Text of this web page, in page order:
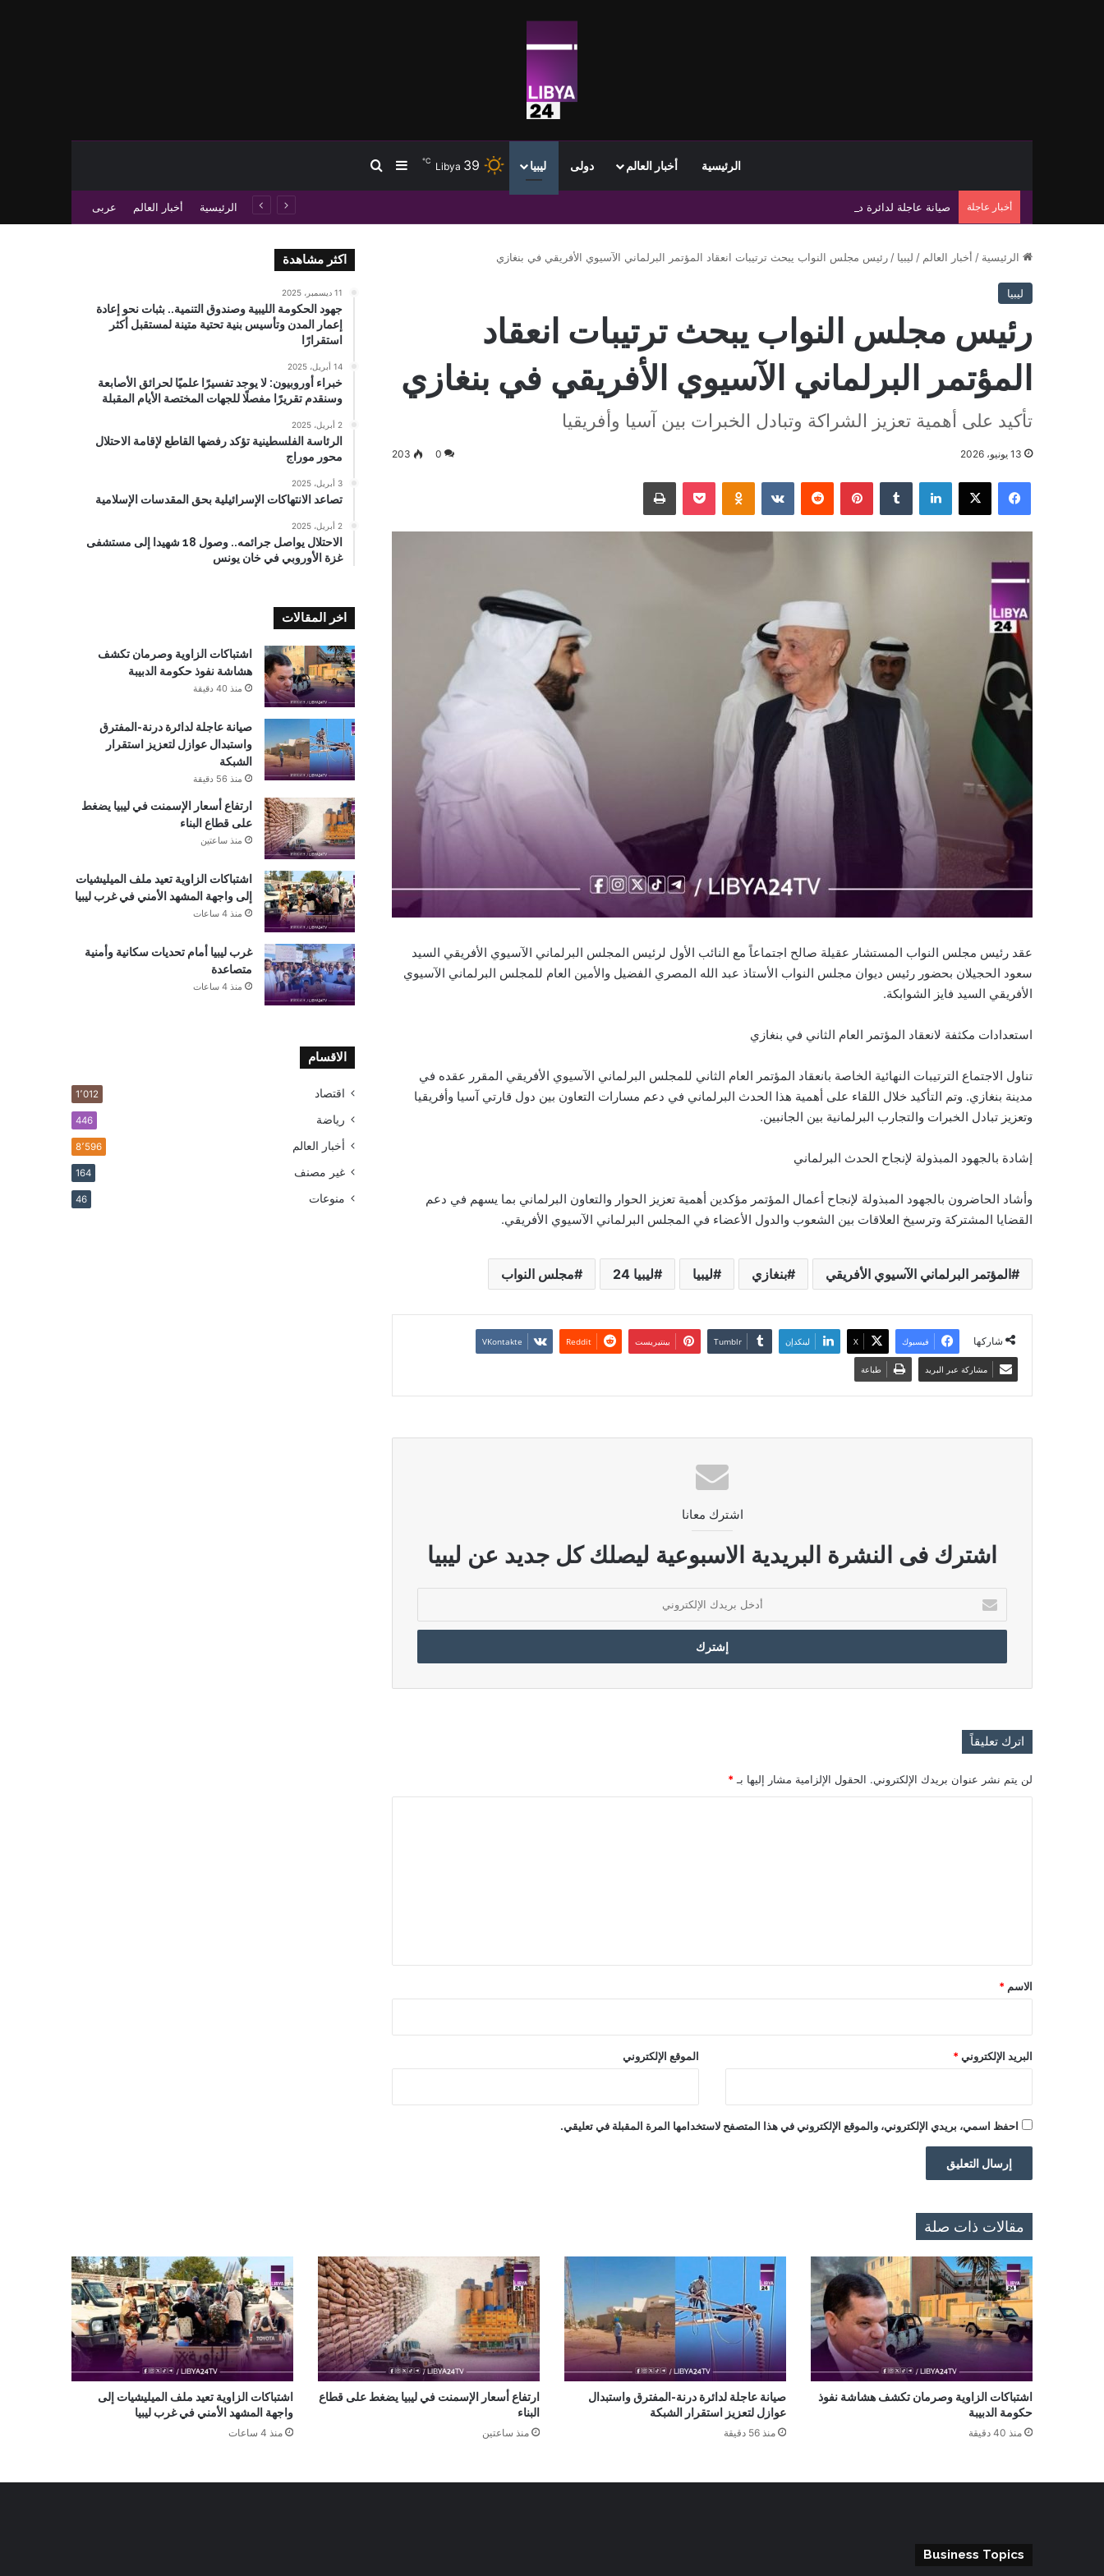
الرئيسية أخبار العالم دولى ليبيا Libya 39
℃ إضافة عمود جانبي
بحث عن
أخبار عاجلة صيانة عاجلة لدائرة درنة-المفترق واستبدال عوازل لتعزيز استقرار الشبكة الرئيسية أخبار العالم عربى
الرئيسية / أخبار العالم / ليبيا / رئيس مجلس النواب يبحث ترتيبات انعقاد المؤتمر البرلماني الآسيوي الأفريقي في بنغازي
ليبيا
رئيس مجلس النواب يبحث ترتيبات انعقاد
المؤتمر البرلماني الآسيوي الأفريقي في بنغازي
تأكيد على أهمية تعزيز الشراكة وتبادل الخبرات بين آسيا وأفريقيا
13 يونيو، 2026 0
203
فيسبوك ‫X لينكدإن بينتيريست Odnoklassniki
‫Pocket طباعة
عقد رئيس مجلس النواب المستشار عقيلة صالح اجتماعاً مع النائب الأول لرئيس المجلس البرلماني الآسيوي الأفريقي السيد
سعود الحجيلان بحضور رئيس ديوان مجلس النواب الأستاذ عبد الله المصري الفضيل والأمين العام للمجلس البرلماني الآسيوي
الأفريقي السيد فايز الشوابكة.
استعدادات مكثفة لانعقاد المؤتمر العام الثاني في بنغازي
تناول الاجتماع الترتيبات النهائية الخاصة بانعقاد المؤتمر العام الثاني للمجلس البرلماني الآسيوي الأفريقي المقرر عقده في
مدينة بنغازي. وتم التأكيد خلال اللقاء على أهمية هذا الحدث البرلماني في دعم مسارات التعاون بين دول قارتي آسيا وأفريقيا
وتعزيز تبادل الخبرات والتجارب البرلمانية بين الجانبين.
إشادة بالجهود المبذولة لإنجاح الحدث البرلماني
وأشاد الحاضرون بالجهود المبذولة لإنجاح أعمال المؤتمر مؤكدين أهمية تعزيز الحوار والتعاون البرلماني بما يسهم في دعم
القضايا المشتركة وترسيخ العلاقات بين الشعوب والدول الأعضاء في المجلس البرلماني الآسيوي الأفريقي.
المؤتمر البرلماني الآسيوي الأفريقي بنغازي ليبيا ليبيا 24 مجلس النواب
شاركها فيسبوك ‫X لينكدإن بينتيريست
مشاركة عبر البريد طباعة
اشترك معانا
اشترك فى النشرة البريدية الاسبوعية ليصلك كل جديد عن ليبيا
بريدك
الإلكتروني
اترك تعليقاً
لن يتم نشر عنوان بريدك الإلكتروني. الحقول الإلزامية مشار إليها بـ *
*
الاسم *
البريد الإلكتروني * الموقع الإلكتروني
احفظ اسمي، بريدي الإلكتروني، والموقع الإلكتروني في هذا المتصفح لاستخدامها المرة المقبلة في تعليقي.
اكثر مشاهدة
11 ديسمبر، 2025
جهود الحكومة الليبية وصندوق التنمية.. بثبات نحو إعادة
إعمار المدن وتأسيس بنية تحتية متينة لمستقبل أكثر
استقرارًا
14 أبريل، 2025
خبراء أوروبيون: لا يوجد تفسيرًا علميًا لحرائق الأصابعة
وسنقدم تقريرًا مفصلًا للجهات المختصة الأيام المقبلة
2 أبريل، 2025
الرئاسة الفلسطينية تؤكد رفضها القاطع لإقامة الاحتلال
محور موراج
3 أبريل، 2025
تصاعد الانتهاكات الإسرائيلية بحق المقدسات الإسلامية
2 أبريل، 2025
الاحتلال يواصل جرائمه.. وصول 18 شهيدا إلى مستشفى
غزة الأوروبي في خان يونس
اخر المقالات
اشتباكات الزاوية وصرمان تكشف
هشاشة نفوذ حكومة الدبيبة
منذ 40 دقيقة
صيانة عاجلة لدائرة درنة-المفترق
واستبدال عوازل لتعزيز استقرار
الشبكة
منذ 56 دقيقة
ارتفاع أسعار الإسمنت في ليبيا يضغط
على قطاع البناء
منذ ساعتين
اشتباكات الزاوية تعيد ملف الميليشيات
إلى واجهة المشهد الأمني في غرب ليبيا
منذ 4 ساعات
غرب ليبيا أمام تحديات سكانية وأمنية
متصاعدة
منذ 4 ساعات
الاقسام
اقتصاد 1٬012
رياضة 446
أخبار العالم 8٬596
غير مصنف 164
منوعات 46
مقالات ذات صلة
اشتباكات الزاوية وصرمان تكشف هشاشة نفوذ
حكومة الدبيبة
منذ 40 دقيقة
صيانة عاجلة لدائرة درنة-المفترق واستبدال
عوازل لتعزيز استقرار الشبكة
منذ 56 دقيقة
ارتفاع أسعار الإسمنت في ليبيا يضغط على قطاع
البناء
منذ ساعتين
اشتباكات الزاوية تعيد ملف الميليشيات إلى
واجهة المشهد الأمني في غرب ليبيا
منذ 4 ساعات
Business Topics